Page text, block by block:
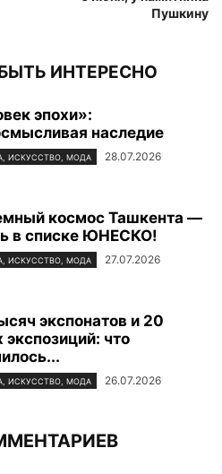
Пушкину
ИНТЕРЕСНО
эпохи»:
наследие
ИСКУССТВО, МОДА 28.07.2026
космос Ташкента —
в списке ЮНЕСКО!
ИСКУССТВО, МОДА 27.07.2026
экспонатов и 20
экспозиций: что
ИСКУССТВО, МОДА 26.07.2026